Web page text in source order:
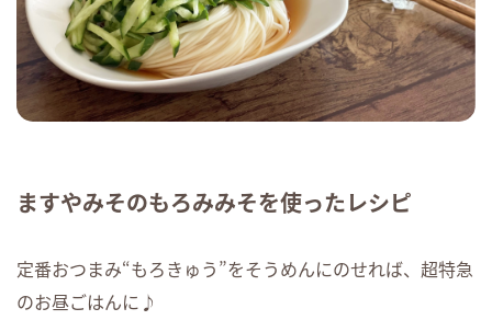
ますやみそのもろみみそを使ったレシピ
定番おつまみ“もろきゅう”をそうめんにのせれば、超特急
のお昼ごはんに♪